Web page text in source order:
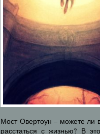
Мост Овертоун – можете ли
расстаться с жизнью? В